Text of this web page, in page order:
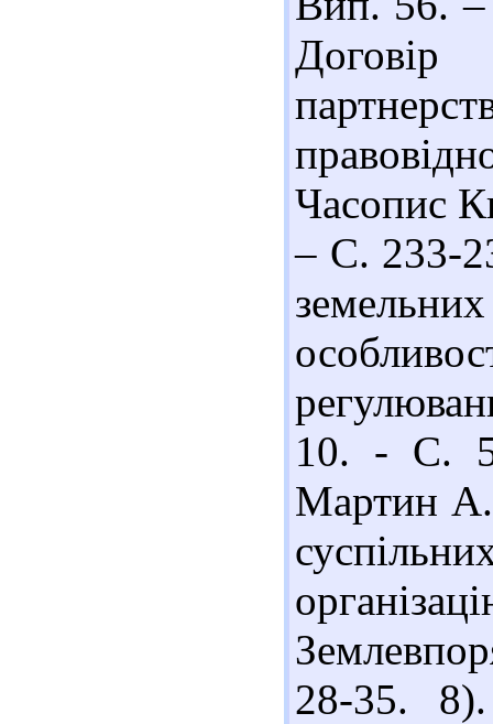
Часопис
– С. 233-
10. - С.
Мартин А.
28-35.